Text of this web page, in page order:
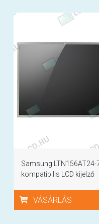
Samsung LTN156AT24-
kompatibilis LCD kijelző
VÁSÁRLÁS